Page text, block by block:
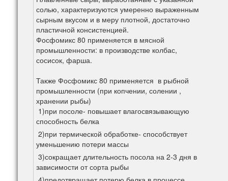
солью, характеризуются умеренно выраженным
сырным вкусом и в меру плотной, достаточно
пластичной консистенцией.
Фосфомикс 80 применяется в мясной
промышленности: в производстве колбас,
сосисок, фарша.
Также Фосфомикс 80 применяется в рыбной
промышленности (при копчении, солении ,
хранении рыбы)
1)при посоле- повышает влагосвязывающую
способность белка
2)при термической обработке- способствует
уменьшению потери массы
3)сокращает длительность посола на 2-3 дня в
зависимости от сорта рыбы